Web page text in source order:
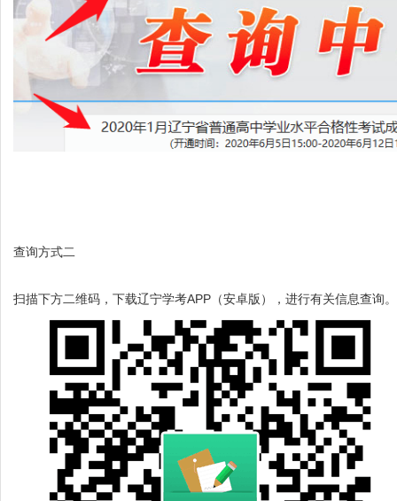
查询方式二
扫描下方二维码，下载辽宁学考APP（安卓版），进行有关信息查询。